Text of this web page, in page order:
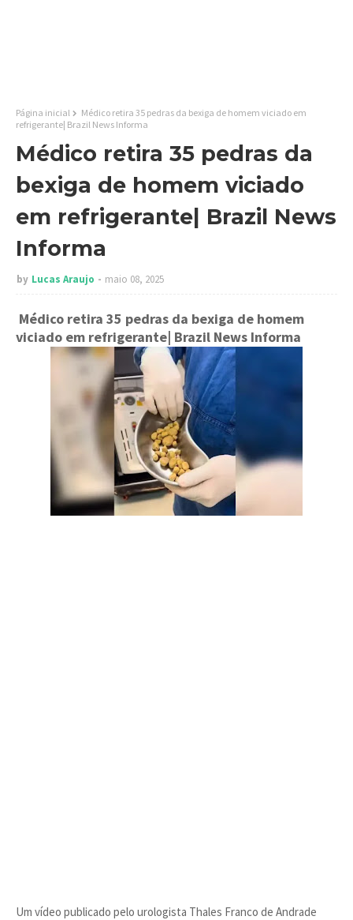
Página inicial
Médico retira 35 pedras da bexiga de homem viciado em
refrigerante| Brazil News Informa
Médico retira 35 pedras da
bexiga de homem viciado
em refrigerante| Brazil News
Informa
by Lucas Araujo maio 08, 2025
Médico retira 35 pedras da bexiga de homem
viciado em refrigerante| Brazil News Informa
Um vídeo publicado pelo urologista Thales Franco de Andrade